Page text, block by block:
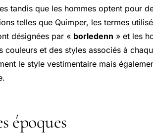
tandis que les hommes optent pour
telles que Quimper, les termes
désignées par « borledenn » et les
couleurs et des styles associés à
le style vestimentaire mais
époques